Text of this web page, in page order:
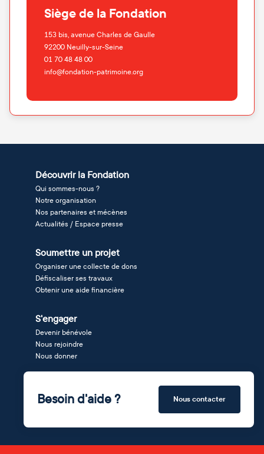
Siège de la Fondation
153 bis, avenue Charles de Gaulle
92200 Neuilly-sur-Seine
01 70 48 48 00
info@fondation-patrimoine.org
Découvrir la Fondation
Qui sommes-nous ?
Notre organisation
Nos partenaires et mécènes
Actualités / Espace presse
Soumettre un projet
Organiser une collecte de dons
Défiscaliser ses travaux
Obtenir une aide financière
S'engager
Devenir bénévole
Nous rejoindre
Nous donner
Besoin d'aide ? Nous contacter